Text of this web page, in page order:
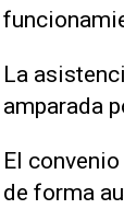
La
amparada
El
de forma